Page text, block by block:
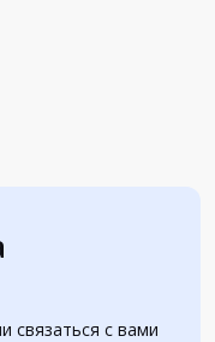
связаться с вами